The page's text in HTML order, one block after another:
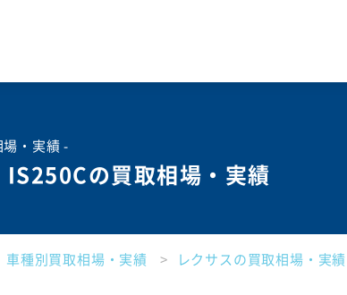
・実績 -
IS250Cの買取相場・実績
車種別買取相場・実績 レクサスの買取相場・実績